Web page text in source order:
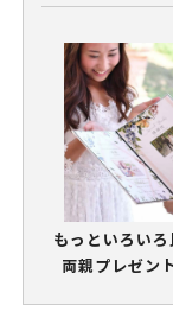
もっといろいろ
両親プレゼン